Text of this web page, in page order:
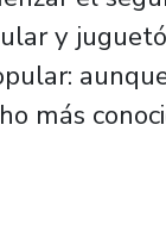
y
más